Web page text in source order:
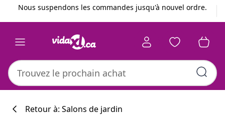
Précédent
Suivant
Nous suspendons les commandes jusqu'à nouvel ordre.
Retour à: Salons de jardin